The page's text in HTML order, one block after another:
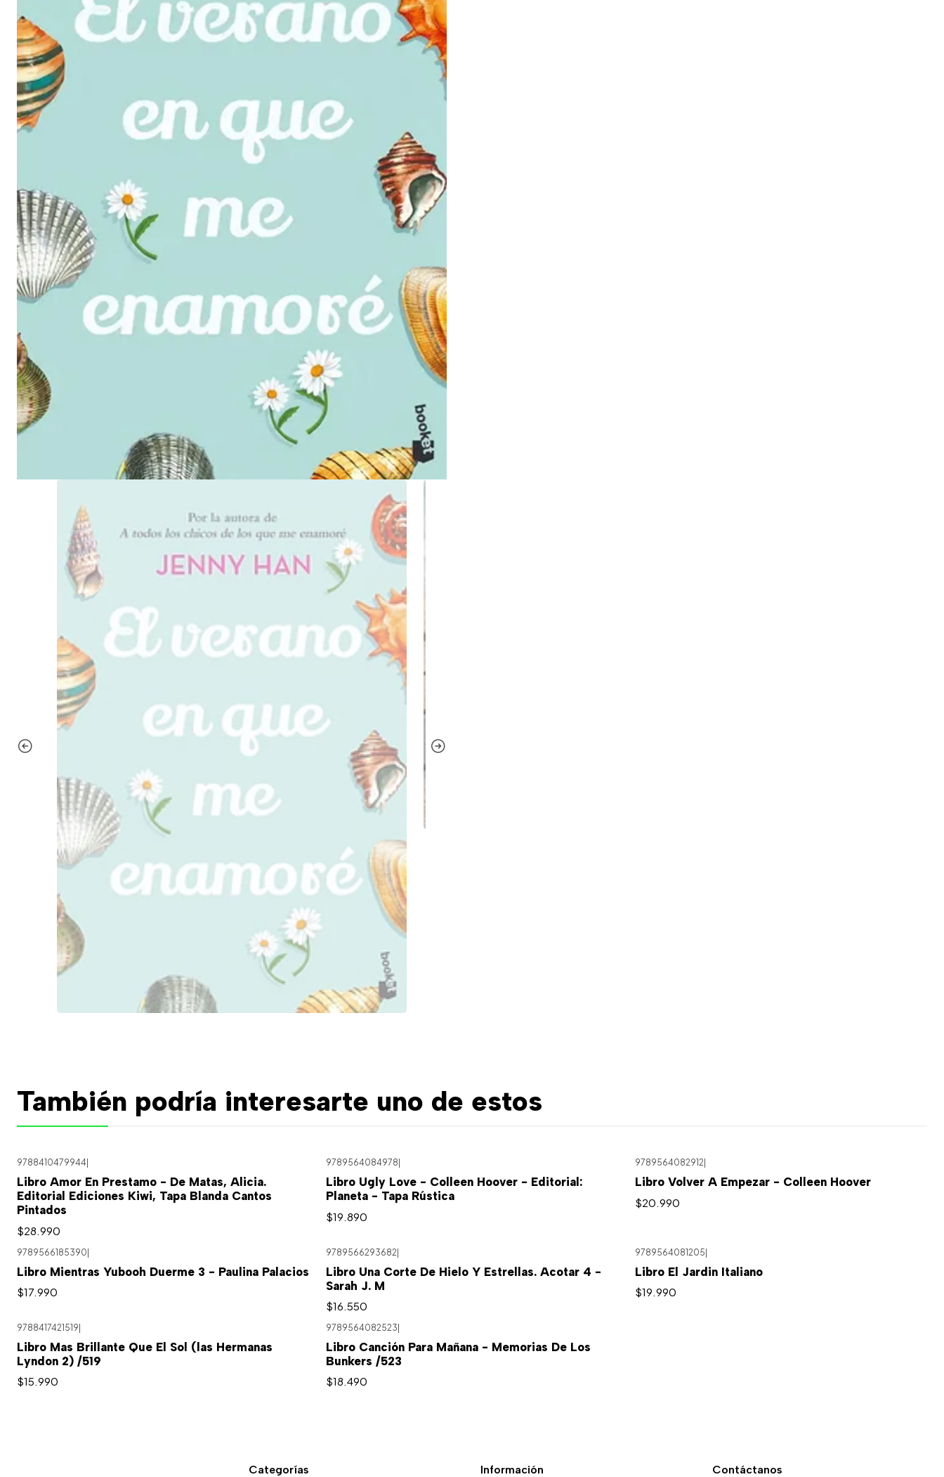
También podría interesarte uno de estos
9788410479944
Libro Amor En Prestamo - De Matas, Alicia.
Editorial Ediciones Kiwi, Tapa Blanda Cantos
Pintados
$28.990
9789564084978
Libro Ugly Love - Colleen Hoover - Editorial:
Planeta - Tapa Rústica
$19.890
9789564082912|
Libro Volver A Empezar - Colleen Hoover
$20.990
9789566185390|
Libro Mientras Yubooh Duerme 3 - Paulina Palacios
$17.990
9789566293682|
Libro Una Corte De Hielo Y Estrellas. Acotar 4 -
Sarah J. M
$16.550
9789564081205|
Libro El Jardin Italiano
$19.990
9788417421519
Libro Mas Brillante Que El Sol (las Hermanas
Lyndon 2) /519
$15.990
9789564082523
Libro Canción Para Mañana - Memorias De Los
Bunkers /523
$18.490
Categorías Información Contáctanos